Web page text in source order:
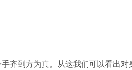
到方为真。从这我们可以看出对